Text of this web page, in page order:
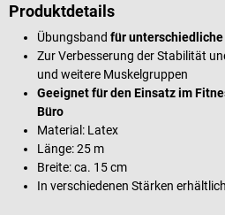
Produktdetails
Übungsband für
Zur Verbesserung der Stabilität
und weitere Muskelgruppen
Geeignet für den Einsatz im
Büro
Material: Latex
Länge: 25 m
Breite: ca. 15 cm
In verschiedenen Stärken erhältlich